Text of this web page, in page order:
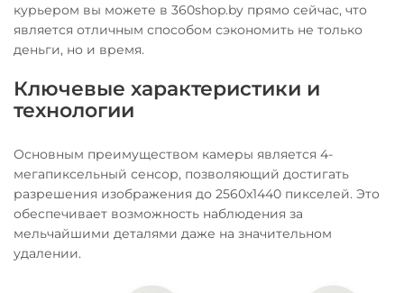
курьером вы можете в 360shop.by прямо сейчас, что
является отличным способом сэкономить не только
деньги, но и время.
Ключевые характеристики и
технологии
Основным преимуществом камеры является 4-
мегапиксельный сенсор, позволяющий достигать
разрешения изображения до 2560x1440 пикселей. Это
обеспечивает возможность наблюдения за
мельчайшими деталями даже на значительном
удалении.